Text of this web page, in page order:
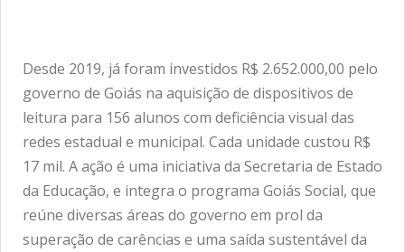
Desde 2019, já foram investidos R$ 2.652.000,00 pelo
governo de Goiás na aquisição de dispositivos de
leitura para 156 alunos com deficiência visual das
redes estadual e municipal. Cada unidade custou R$
17 mil. A ação é uma iniciativa da Secretaria de Estado
da Educação, e integra o programa Goiás Social, que
reúne diversas áreas do governo em prol da
superação de carências e uma saída sustentável da